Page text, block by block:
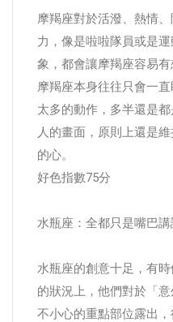
摩羯座對於活潑、熱情
力，像是啦啦隊員或是
象，都會讓摩羯座容易
摩羯座本身往往只會一
太多的動作，多半還是
人的畫面，原則上還是
的心。
好色指數75分
水瓶座：全都只是嘴巴講
水瓶座的創意十足，有
的狀況上，他們對於「
不小心的重點部位露出